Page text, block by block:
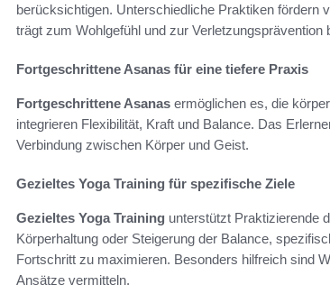
berücksichtigen. Unterschiedliche Praktiken fördern
trägt zum Wohlgefühl und zur Verletzungsprävention
Fortgeschrittene Asanas für eine tiefere Praxis
Fortgeschrittene Asanas ermöglichen es, die
integrieren Flexibilität, Kraft und Balance. Das
Verbindung zwischen Körper und Geist.
Gezieltes Yoga Training für spezifische Ziele
Gezieltes Yoga Training unterstützt Praktizierende
Körperhaltung oder Steigerung der Balance,
Fortschritt zu maximieren. Besonders hilfreich sind
Ansätze vermitteln.